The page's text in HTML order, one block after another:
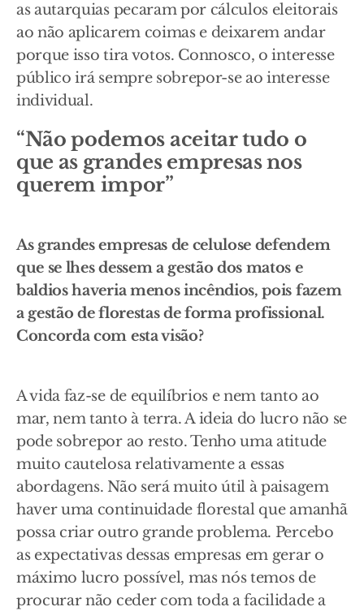
as autarquias pecaram por cálculos eleitorais
ao não aplicarem coimas e deixarem andar
porque isso tira votos. Connosco, o interesse
público irá sempre sobrepor-se ao interesse
individual.
“Não podemos aceitar tudo o
que as grandes empresas nos
querem impor”
As grandes empresas de celulose defendem
que se lhes dessem a gestão dos matos e
baldios haveria menos incêndios, pois fazem
a gestão de florestas de forma profissional.
Concorda com esta visão?
A vida faz-se de equilíbrios e nem tanto ao
mar, nem tanto à terra. A ideia do lucro não se
pode sobrepor ao resto. Tenho uma atitude
muito cautelosa relativamente a essas
abordagens. Não será muito útil à paisagem
haver uma continuidade florestal que amanhã
possa criar outro grande problema. Percebo
as expectativas dessas empresas em gerar o
máximo lucro possível, mas nós temos de
procurar não ceder com toda a facilidade a